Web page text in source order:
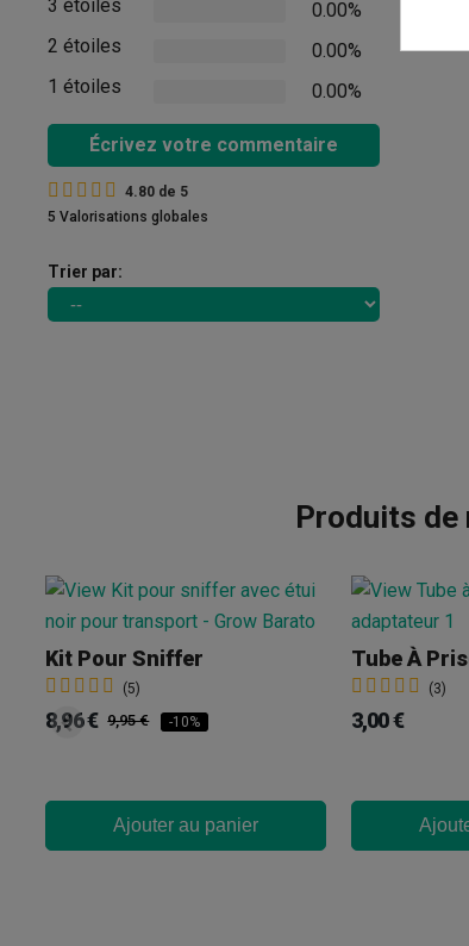
3 étoiles
0.00%
2 étoiles
0.00%
1 étoiles
0.00%
Écrivez votre commentaire
4.80 de 5
5 Valorisations globales
Trier par:
Produits de
Kit Pour Sniffer
(5)
8,96 € 9,95 € -10%
Ajouter au panier
(3)
3,00 €